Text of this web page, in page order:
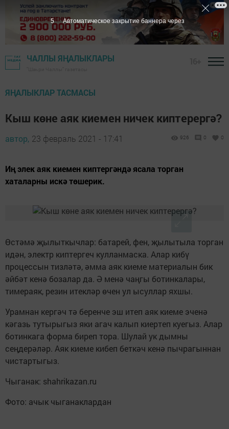
ЧАЛЛЫ ЯҢАЛЫКЛАРЫ
ЯҢАЛЫКЛАР ТАСМАСЫ
Кыш көне аяк киемен ничек киптерергә?
автор, 23 февраль 2021 - 17:41 926 0 0
Иң элек аяк киемен киптергәндә ясала торган
хаталарны искә төшерик.
Өстәмә җылыткычлар: батарей, фен, җылытыла торган
идән, электр киптергеч кулланмаска. Алар кибү
процессын тизләтә, әмма аяк киеме материалын бик
әйбәт кенә бозалар да. Ә менә чаңгы ботинкалары,
тимераяк, резин итекләр өчен ул ысуллар яхшы.
Урамнан кергәч тә беренче эш итеп аяк киеме эченә
кәгазь тутырыгыз яки агач калып киертеп куегыз. Алар
ботинкага форма биреп тора. Шулай ук дымны
сеңдерәләр. Аяк киеме кибеп беткәч кенә пычрагыннан
чистартыгыз.
Чыганак: shahrikazan.ru
Фото: ачык чыганаклардан
5 Автоматическое закрытие баннера через